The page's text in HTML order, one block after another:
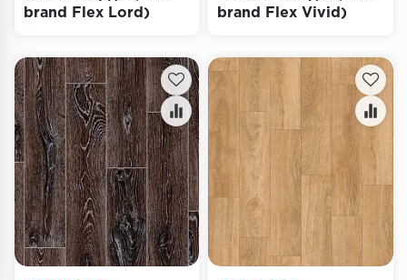
Строительные материалы
brand Flex Lord)
brand Flex Vivid)